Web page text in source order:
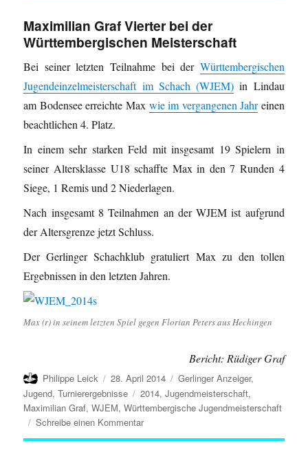
den
Preisgeldrängen
bei
den
Internationalen
Stuttgarter
Maximilian Graf Vierter bei der
Württembergischen Meisterschaft
Bei seiner letzten Teilnahme bei der Württembergischen
Jugendeinzelmeisterschaft im Schach (WJEM) in Lindau
am Bodensee erreichte Max wie im vergangenen Jahreinen
beachtlichen 4. Platz.
In einem sehr starken Feld mit insgesamt 19 Spielern in
seiner Altersklasse U18 schaffte Max in den 7 Runden 4
Siege, 1 Remis und 2 Niederlagen.
Nach insgesamt 8 Teilnahmen an der WJEM ist aufgrund
der Altersgrenze jetzt Schluss.
Der Gerlinger Schachklub gratuliert Max zu den tollen
Ergebnissen in den letzten Jahren.
Max (r) in seinem letzten Spiel gegen Florian Peters aus Hechingen
Bericht: Rüdiger Graf
Autor
Philippe Leick
Veröffentlicht
am
28. April 2014 Kategorien
Gerlinger Anzeiger,
Jugend,Turnierergebnisse Schlagwörter
2014,Jugendmeisterschaft,
Maximilian Graf,WJEM,Württembergische Jugendmeisterschaft
Schreibe einen Kommentarzu
Maximilian